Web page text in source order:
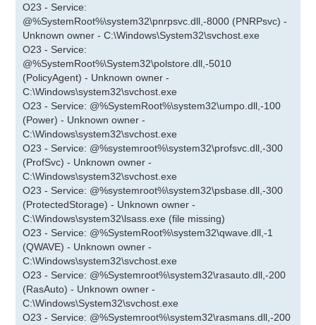
O23 - Service:
@%SystemRoot%\system32\pnrpsvc.dll,-8000 (PNRPsvc) -
Unknown owner - C:\Windows\System32\svchost.exe
O23 - Service:
@%SystemRoot%\System32\polstore.dll,-5010
(PolicyAgent) - Unknown owner -
C:\Windows\system32\svchost.exe
O23 - Service: @%SystemRoot%\system32\umpo.dll,-100
(Power) - Unknown owner -
C:\Windows\system32\svchost.exe
O23 - Service: @%systemroot%\system32\profsvc.dll,-300
(ProfSvc) - Unknown owner -
C:\Windows\system32\svchost.exe
O23 - Service: @%systemroot%\system32\psbase.dll,-300
(ProtectedStorage) - Unknown owner -
C:\Windows\system32\lsass.exe (file missing)
O23 - Service: @%SystemRoot%\system32\qwave.dll,-1
(QWAVE) - Unknown owner -
C:\Windows\system32\svchost.exe
O23 - Service: @%Systemroot%\system32\rasauto.dll,-200
(RasAuto) - Unknown owner -
C:\Windows\System32\svchost.exe
O23 - Service: @%Systemroot%\system32\rasmans.dll,-200